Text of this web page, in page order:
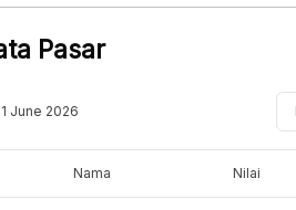
Pasar
June 2026
Nama Nilai